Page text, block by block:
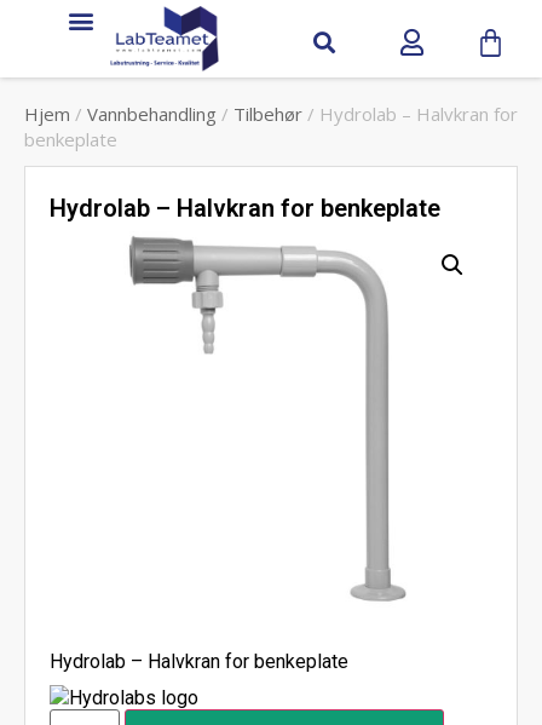
Hjem / Vannbehandling / Tilbehør / Hydrolab – Halvkran for
benkeplate
Hydrolab – Halvkran for benkeplate
Hydrolab – Halvkran for benkeplate